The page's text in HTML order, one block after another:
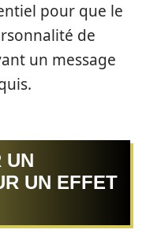
pour que le
de
un message
UN
UN EFFET